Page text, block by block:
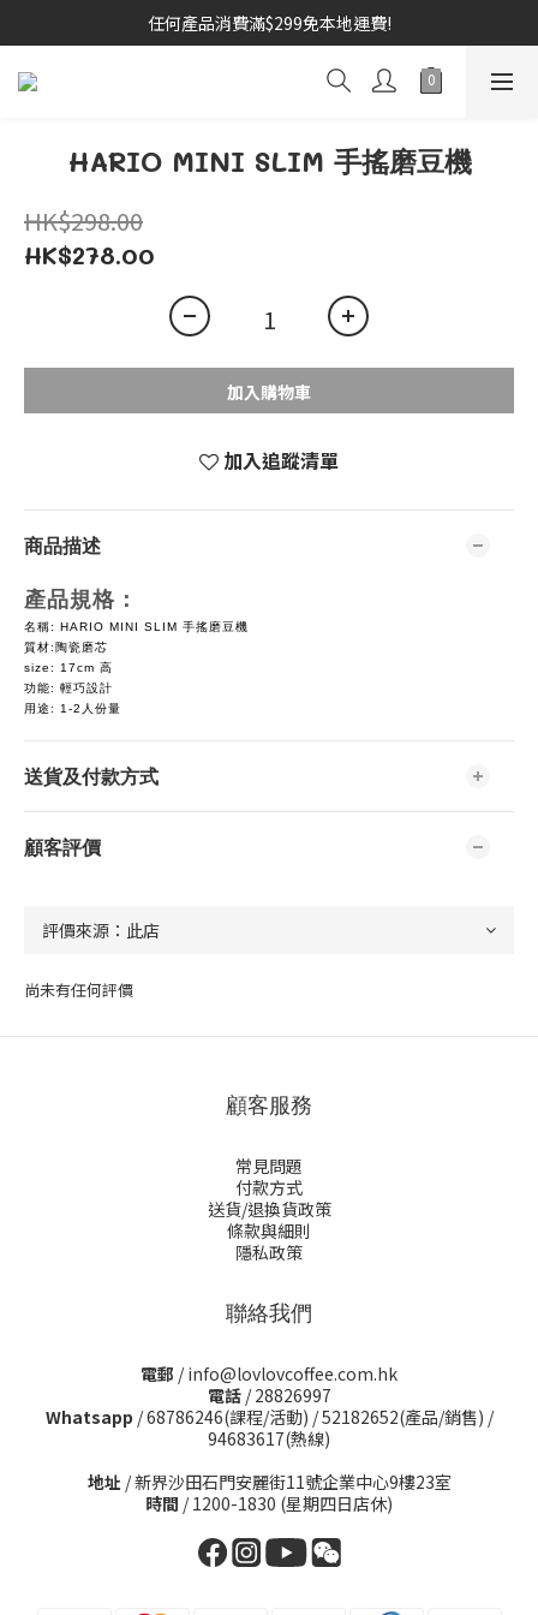
任何產品消費滿$299免本地運費!
HARIO MINI SLIM 手搖磨豆機
HK$298.00
HK$278.00
加入購物車
加入追蹤清單
商品描述
產品規格：
名稱: HARIO MINI SLIM 手搖磨豆機
質材:陶瓷磨芯
size: 17cm 高
功能: 輕巧設計
用途: 1-2人份量
送貨及付款方式
顧客評價
尚未有任何評價
顧客服務
常見問題
付款方式
送貨/退換貨政策
條款與細則
隱私政策
聯絡我們
電郵 / info@lovlovcoffee.com.hk
電話/ 28826997
Whatsapp /68786246(課程/活動) /52182652(產品/銷售) /
94683617(熱線)
地址 / 新界沙田石門安麗街11號企業中心9樓23室
時間 / 1200-1830 (星期四日店休)